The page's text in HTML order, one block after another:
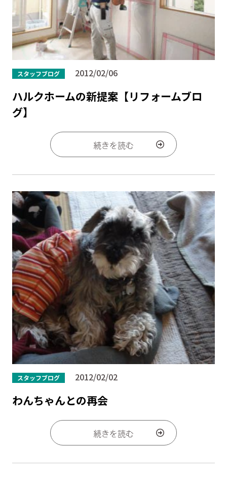
スタッフブログ 2012/02/06
ハルクホームの新提案【リフォームブロ
グ】
続きを読む
スタッフブログ 2012/02/02
わんちゃんとの再会
続きを読む